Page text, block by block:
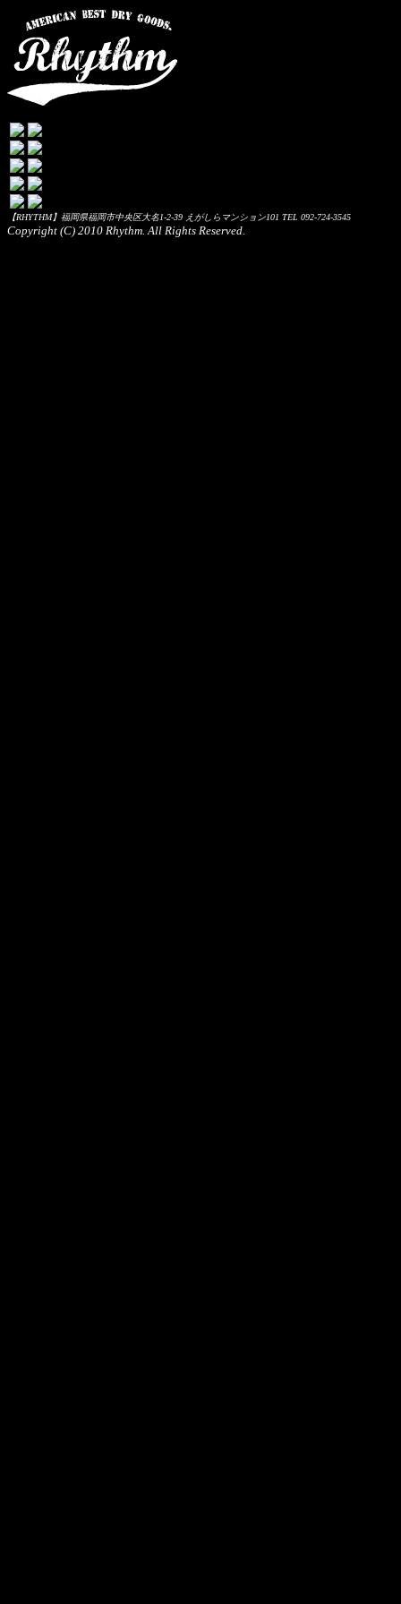
【RHYTHM】福岡県福岡市中央区大名1-2-39 えがしらマンション101 TEL 092-724-3545
Copyright (C) 2010 Rhythm. All Rights Reserved.